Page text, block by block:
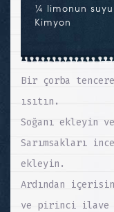
¼ limonun suyu
Kimyon
Bir çorba
ısıtın.
Soğanı ekleyin
Sarımsakları
ekleyin.
Ardından
ve pirinci ilave